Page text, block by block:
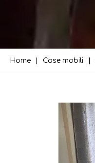
Home Case mobili